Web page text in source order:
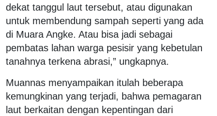
dekat tanggul laut tersebut, atau digunakan
untuk membendung sampah seperti yang ada
di Muara Angke. Atau bisa jadi sebagai
pembatas lahan warga pesisir yang kebetulan
tanahnya terkena abrasi,” ungkapnya.
Muannas menyampaikan itulah beberapa
kemungkinan yang terjadi, bahwa pemagaran
laut berkaitan dengan kepentingan dari